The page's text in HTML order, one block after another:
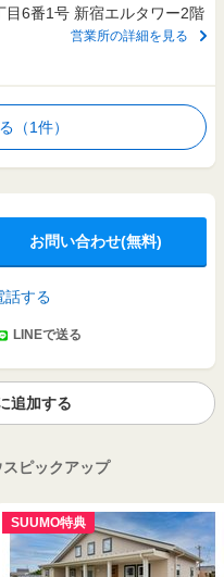
目6番1号 新宿エルタワー2階
営業所の詳細を見る
（1件）
お問い合わせ(無料)
話する
LINEで送る
追加する
ピックアップ
SUUMO特典